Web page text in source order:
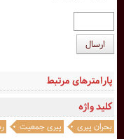
کلید واژه
بحران پیری پیری جمعیت
پارامترهای مرتبط
ارسال